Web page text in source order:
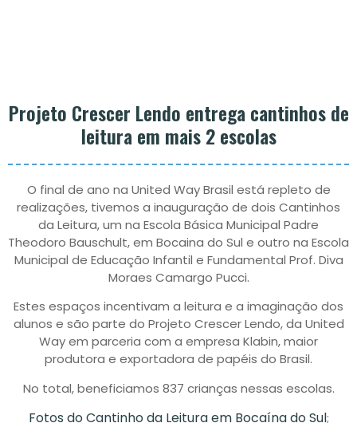
Projeto Crescer Lendo entrega cantinhos de
leitura em mais 2 escolas
O final de ano na United Way Brasil está repleto de
realizações, tivemos a inauguração de dois Cantinhos
da Leitura, um na Escola Básica Municipal Padre
Theodoro Bauschult, em Bocaina do Sul e outro na Escola
Municipal de Educação Infantil e Fundamental Prof. Diva
Moraes Camargo Pucci.
Estes espaços incentivam a leitura e a imaginação dos
alunos e são parte do Projeto Crescer Lendo, da United
Way em parceria com a empresa Klabin, maior
produtora e exportadora de papéis do Brasil.
No total, beneficiamos 837 crianças nessas escolas.
Fotos do Cantinho da Leitura em Bocaína do Sul;